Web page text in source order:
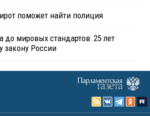
поможет найти полиция
до мировых стандартов: 25 лет
закону России